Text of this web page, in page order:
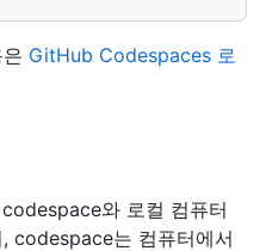
GitHub Codespaces 로
와 로컬 컴퓨터
codespace는 컴퓨터에서